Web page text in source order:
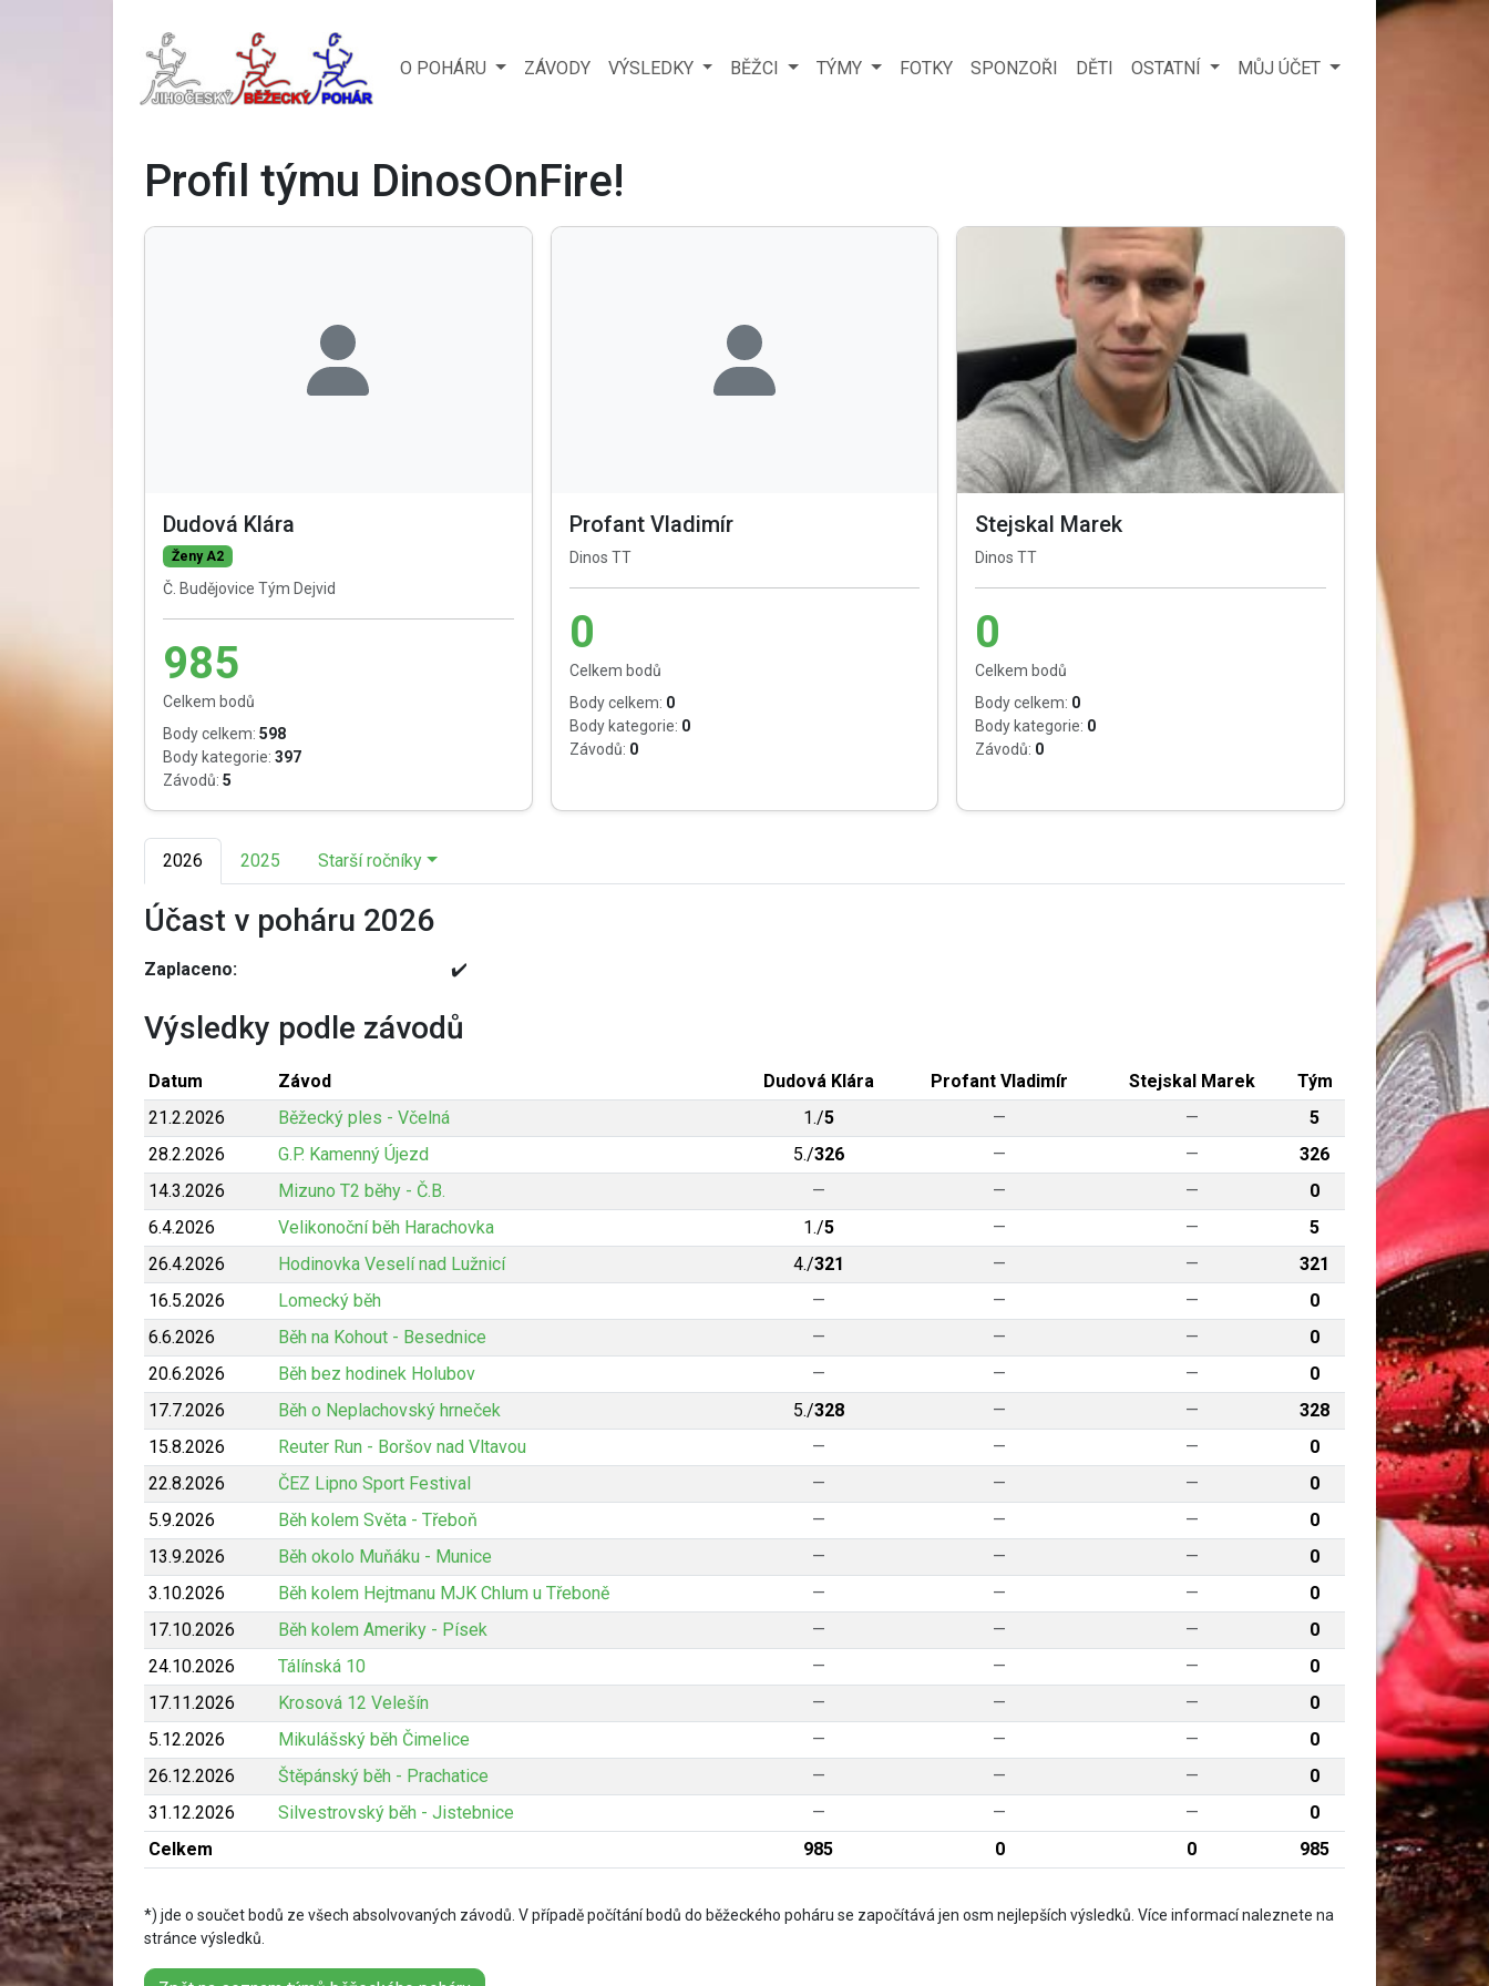
O POHÁRU ZÁVODY VÝSLEDKY BĚŽCI TÝMY FOTKY SPONZOŘI DĚTI OSTATNÍ MŮJ ÚČET
Profil týmu DinosOnFire!
Dudová Klára
Ženy A2
Č. Budějovice Tým Dejvid
985
Celkem bodů
Body celkem: 598
Body kategorie: 397
Závodů: 5
Profant Vladimír
Dinos TT
0
Celkem bodů
Body celkem: 0
Body kategorie: 0
Závodů: 0
Stejskal Marek
Dinos TT
0
Celkem bodů
Body celkem: 0
Body kategorie: 0
Závodů: 0
2026 2025 Starší ročníky
Účast v poháru 2026
Zaplaceno: ✔️
Výsledky podle závodů
Datum Závod Dudová Klára Profant Vladimír Stejskal Marek
Tým
21.2.2026
Běžecký ples - Včelná 1./5 — —
5
28.2.2026
G.P. Kamenný Újezd 5./326 — —
326
14.3.2026
Mizuno T2 běhy - Č.B. — — —
0
6.4.2026
Velikonoční běh Harachovka 1./5 — —
5
26.4.2026
Hodinovka Veselí nad Lužnicí 4./321 — —
321
16.5.2026
Lomecký běh — — —
0
6.6.2026
Běh na Kohout - Besednice — — —
0
20.6.2026
Běh bez hodinek Holubov — — —
0
17.7.2026
Běh o Neplachovský hrneček 5./328 — —
328
15.8.2026
Reuter Run - Boršov nad Vltavou — — —
0
22.8.2026
ČEZ Lipno Sport Festival — — —
0
5.9.2026
Běh kolem Světa - Třeboň — — —
0
13.9.2026
Běh okolo Muňáku - Munice — — —
0
3.10.2026
Běh kolem Hejtmanu MJK Chlum u Třeboně — — —
0
17.10.2026
Běh kolem Ameriky - Písek — — —
0
24.10.2026
Tálínská 10 — — —
0
17.11.2026
Krosová 12 Velešín — — —
0
5.12.2026
Mikulášský běh Čimelice — — —
0
26.12.2026
Štěpánský běh - Prachatice — — —
0
31.12.2026
Silvestrovský běh - Jistebnice — — —
0
Celkem
985 0 0 985
*) jde o součet bodů ze všech absolvovaných závodů. V případě počítání bodů do běžeckého poháru se započítává jen osm nejlepších výsledků. Více informací naleznete na
stránce výsledků.